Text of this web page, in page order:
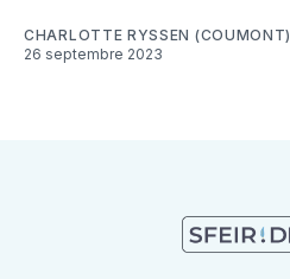
CHARLOTTE RYSSEN (COUMONT)
26 septembre 2023